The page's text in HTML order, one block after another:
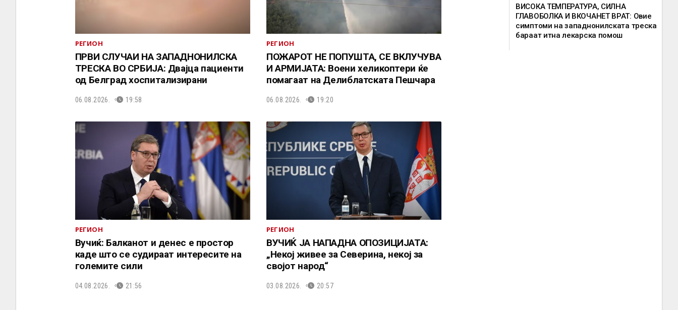
РЕГИОН
ПРВИ СЛУЧАИ НА ЗАПАДНОНИЛСКА
ТРЕСКА ВО СРБИЈА: Двајца пациенти
од Белград хоспитализирани
06.08.2026. 19:58
РЕГИОН
ПОЖАРОТ НЕ ПОПУШТА, СЕ ВКЛУЧУВА
И АРМИЈАТА: Воени хеликоптери ќе
помагаат на Делиблатската Пешчара
06.08.2026. 19:20
РЕГИОН
Вучиќ: Балканот и денес е простор
каде што се судираат интересите на
големите сили
04.08.2026. 21:56
РЕГИОН
ВУЧИЌ ЈА НАПАДНА ОПОЗИЦИЈАТА:
„Некој живее за Северина, некој за
својот народ“
03.08.2026. 20:57
ВИСОКА ТЕМПЕРАТУРА, СИЛНА
ГЛАВОБОЛКА И ВКОЧАНЕТ ВРАТ: Овие
симптоми на западнонилската треска
бараат итна лекарска помош